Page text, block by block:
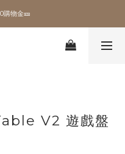
購物金🎫
購物金🎫
🔥
物金🎫
V2 遊戲盤